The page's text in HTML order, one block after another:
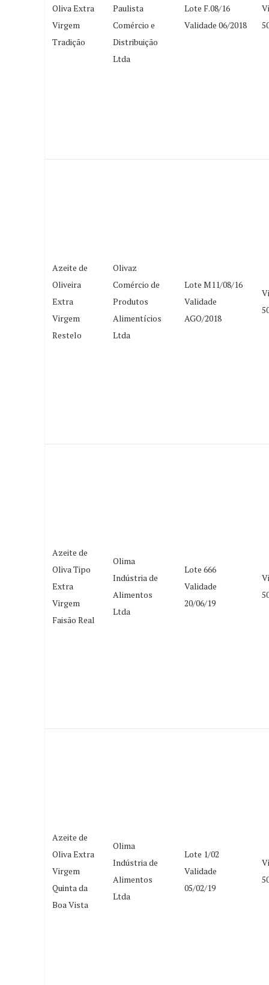
Oliva Extra
Virgem
Tradição
Paulista
Comércio e
Distribuição
Ltda
Lote F.08/16
Validade 06/2018
Azeite de
Oliveira
Extra
Virgem
Restelo
Olivaz
Comércio de
Produtos
Alimentícios
Ltda
Lote M11/08/16
Validade
AGO/2018
Azeite de
Oliva Tipo
Extra
Virgem
Faisão Real
Olima
Indústria de
Alimentos
Ltda
Lote 666
Validade
20/06/19
Azeite de
Oliva Extra
Virgem
Quinta da
Boa Vista
Olima
Indústria de
Alimentos
Ltda
Lote 1/02
Validade
05/02/19